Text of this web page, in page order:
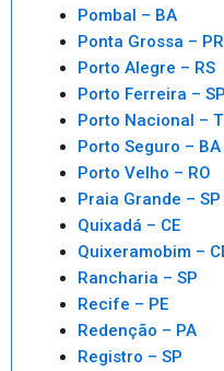
Pombal – BA
Ponta Grossa – PR
Porto Alegre – RS
Porto Ferreira – SP
Porto Nacional –
Porto Seguro – BA
Porto Velho – RO
Praia Grande – SP
Quixadá – CE
Quixeramobim –
Rancharia – SP
Recife – PE
Redenção – PA
Registro – SP